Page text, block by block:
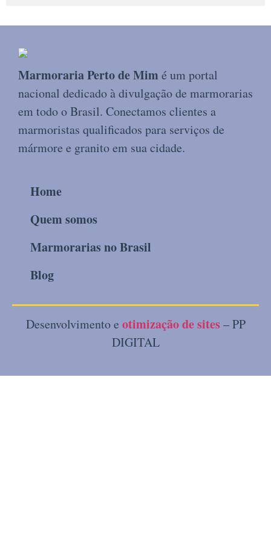
Marmoraria Perto de Mim é um portal
nacional dedicado à divulgação de marmorarias
em todo o Brasil. Conectamos clientes a
marmoristas qualificados para serviços de
mármore e granito em sua cidade.
Home
Quem somos
Marmorarias no Brasil
Blog
Desenvolvimento e otimização de sites – PP
DIGITAL